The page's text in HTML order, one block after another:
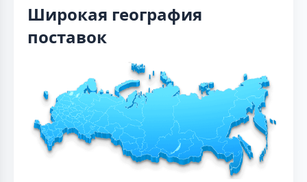
Широкая география
поставок